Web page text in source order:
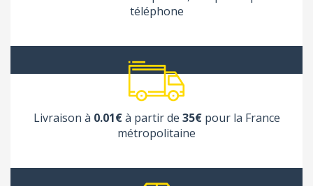
téléphone
Livraison à 0.01€à partir de 35€pour la France
métropolitaine